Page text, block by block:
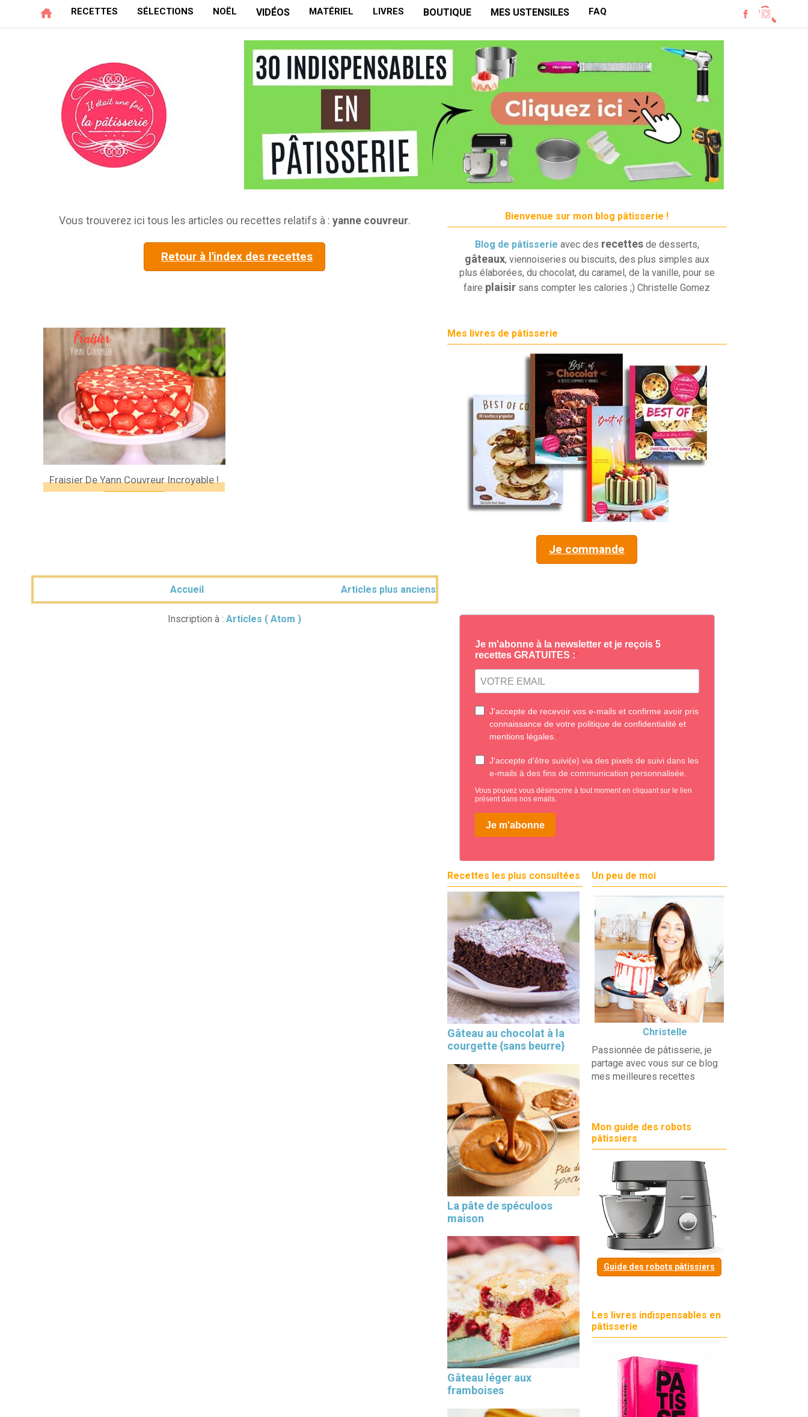
RECETTES SÉLECTIONS NOËL VIDÉOS MATÉRIEL LIVRES BOUTIQUE MES USTENSILES FAQ
Vous trouverez ici tous les articles ou recettes relatifs à : yanne couvreur.
Retour à l'index des recettes
Fraisier De Yann Couvreur Incroyable !
Articles plus anciens
Accueil
Inscription à :Articles ( Atom )
Bienvenue sur mon blog pâtisserie !
Blog de pâtisserie avec des recettes de desserts,
gâteaux, viennoiseries ou biscuits, des plus simples aux
plus élaborées, du chocolat, du caramel, de la vanille, pour se
faire plaisir sans compter les calories ;) Christelle Gomez
Mes livres de pâtisserie
Je commande
Recettes les plus consultées
Gâteau au chocolat à la
courgette {sans beurre}
La pâte de spéculoos
maison
Gâteau léger aux
framboises
Un peu de moi
Christelle
Passionnée de pâtisserie, je
partage avec vous sur ce blog
mes meilleures recettes
Mon guide des robots
pâtissiers
Guide des robots pâtissiers
Les livres indispensables en
pâtisserie
×
Les 30 outils indispensables